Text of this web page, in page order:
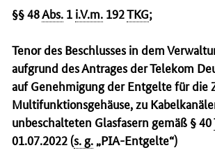
§§ 48Abs. 1 i.V.m. 192TKG;
Tenor des Beschlusses in dem
aufgrund des Antrages der Telekom
auf Genehmigung der Entgelte für die
Multifunktionsgehäuse, zu
unbeschalteten Glasfasern gemäß § 40
01.07.2022 (s. g. „PIA-Entgelte“)